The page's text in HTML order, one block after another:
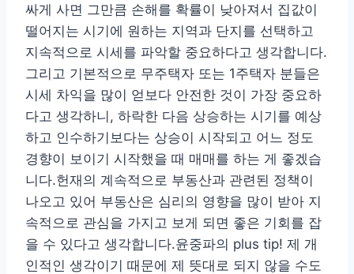
싸게 사면 그만큼 손해를 확률이 낮아져서 집값이
떨어지는 시기에 원하는 지역과 단지를 선택하고
지속적으로 시세를 파악할 중요하다고 생각합니다.
그리고 기본적으로 무주택자 또는 1주택자 분들은
시세 차익을 많이 얻보다 안전한 것이 가장 중요하
다고 생각하니, 하락한 다음 상승하는 시기를 예상
하고 인수하기보다는 상승이 시작되고 어느 정도
경향이 보이기 시작했을 때 매매를 하는 게 좋겠습
니다.헌재의 계속적으로 부동산과 관련된 정책이
나오고 있어 부동산은 심리의 영향을 많이 받아 지
속적으로 관심을 가지고 보게 되면 좋은 기회를 잡
을 수 있다고 생각합니다.윤중파의 plus tip! 제 개
인적인 생각이기 때문에 제 뜻대로 되지 않을 수도